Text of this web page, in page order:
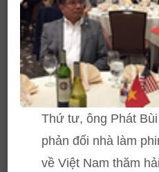
Thứ tư, ông Phát
phản đối nhà làm
về Việt Nam thăm